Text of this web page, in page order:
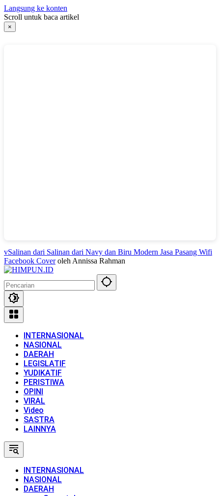
Langsung ke konten
Scroll untuk baca artikel
×
vSalinan dari Salinan dari Navy dan Biru Modern Jasa Pasang Wifi
Facebook Coveroleh Annissa Rahman
INTERNASIONAL
NASIONAL
DAERAH
LEGISLATIF
YUDIKATIF
PERISTIWA
OPINI
VIRAL
Video
SASTRA
LAINNYA
INTERNASIONAL
NASIONAL
DAERAH